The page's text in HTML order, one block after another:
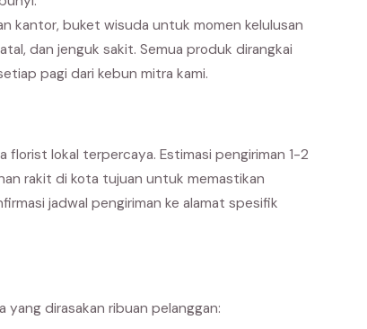
kantor, buket wisuda untuk momen kelulusan
dan jenguk sakit. Semua produk dirangkai
pagi dari kebun mitra kami.
florist lokal terpercaya. Estimasi pengiriman 1-2
rakit di kota tujuan untuk memastikan
jadwal pengiriman ke alamat spesifik
dirasakan ribuan pelanggan: